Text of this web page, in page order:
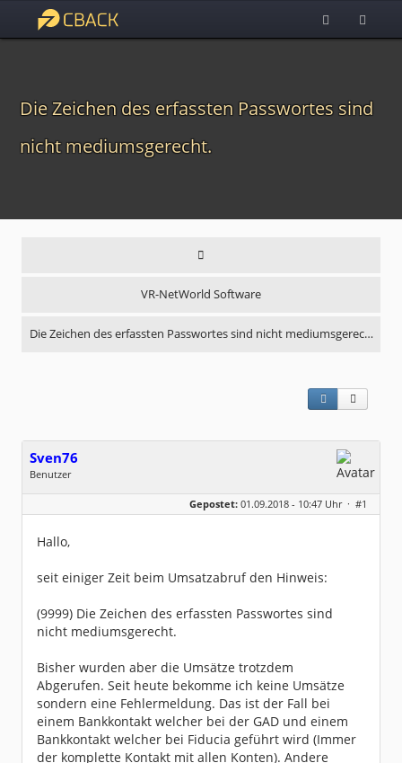
Die Zeichen des erfassten Passwortes sind
nicht mediumsgerecht.
VR-NetWorld Software
Die Zeichen des erfassten Passwortes sind nicht mediumsgerec…
Sven76
Benutzer
Geschlecht:
Vaihingen an der Enz
Beiträge:
227
Gepostet: 01.09.2018 - 10:47 Uhr · #1
Hallo,
seit einiger Zeit beim Umsatzabruf den Hinweis:
(9999) Die Zeichen des erfassten Passwortes sind
nicht mediumsgerecht.
Bisher wurden aber die Umsätze trotzdem
Abgerufen. Seit heute bekomme ich keine Umsätze
sondern eine Fehlermeldung. Das ist der Fall bei
einem Bankkontakt welcher bei der GAD und einem
Bankkontakt welcher bei Fiducia geführt wird (Immer
der komplette Kontakt mit allen Konten). Andere